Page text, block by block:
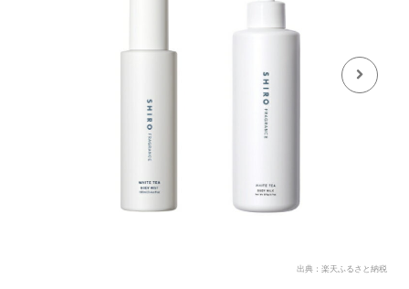
出典：楽天ふるさと納税